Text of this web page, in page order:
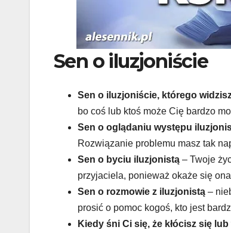
Sen o iluzjoniście
Sen o iluzjoniście, którego
bo coś lub ktoś może Cię bardzo
Sen o oglądaniu występu
Rozwiązanie problemu masz tak
Sen o byciu iluzjonistą – Twoje
przyjaciela, ponieważ okaże się
Sen o rozmowie z iluzjonistą –
prosić o pomoc kogoś, kto jest
Kiedy śni Ci się, że kłócisz się